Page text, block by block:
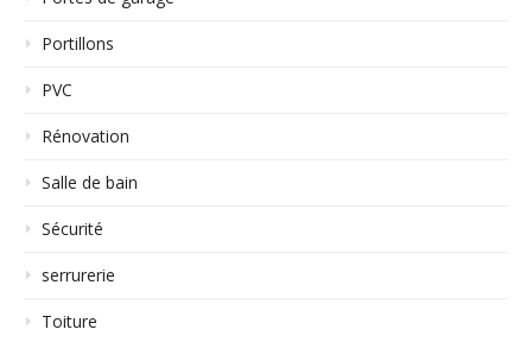
Portillons
PVC
Rénovation
Salle de bain
Sécurité
serrurerie
Toiture